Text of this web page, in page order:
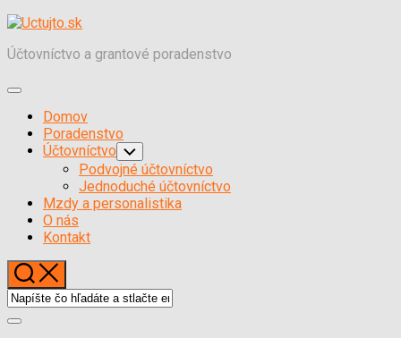
Skočiť
obsah
Účtovníctvo a grantové poradenstvo
Expand
Domov
Poradenstvo
Účtovníctvo Toggle
Child
Menu
Podvojné účtovníctvo
Jednoduché účtovníctvo
Mzdy a personalistika
O nás
Kontakt
Expand